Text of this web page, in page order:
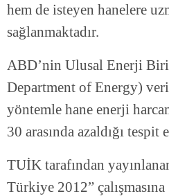
hem de isteyen hanelere
sağlanmaktadır.
ABD’nin Ulusal Enerji
Department of Energy)
yöntemle hane enerji
30 arasında azaldığı tespit
TUİK tarafından
Türkiye 2012”